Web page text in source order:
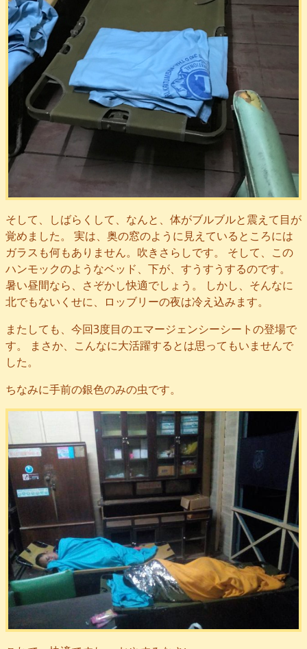
そして、しばらくして、なんと、体がブルブルと震えて目が
覚めました。 実は、奥の窓のように見えているところには
ガラスも何もありません。吹きさらしです。 そして、この
ハンモックのようなベッド、下が、すうすうするのです。
暑い昼間なら、さぞかし快適でしょう。 しかし、そんなに
北でもないくせに、ロッブリーの夜は冷え込みます。
またしても、今回3度目のエマージェンシーシートの登場で
す。 まさか、こんなに大活躍するとは思ってもいませんで
した。
ちなみに手前の銀色のみの虫です。